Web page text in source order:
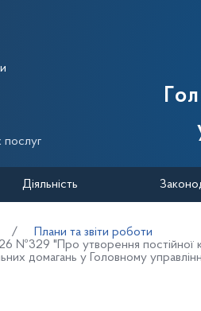
Державної
Діяльність
Плани та звіти роботи
№329 "Про утворення постійної
домагань у Головному